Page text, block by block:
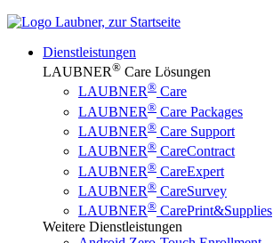
Dienstleistungen
LAUBNER® Care Lösungen
LAUBNER® Care
LAUBNER® Care Packages
LAUBNER® Care Support
LAUBNER® CareContract
LAUBNER® CareExpert
LAUBNER® CareSurvey
LAUBNER® CarePrint&Supplies
Weitere Dienstleistungen